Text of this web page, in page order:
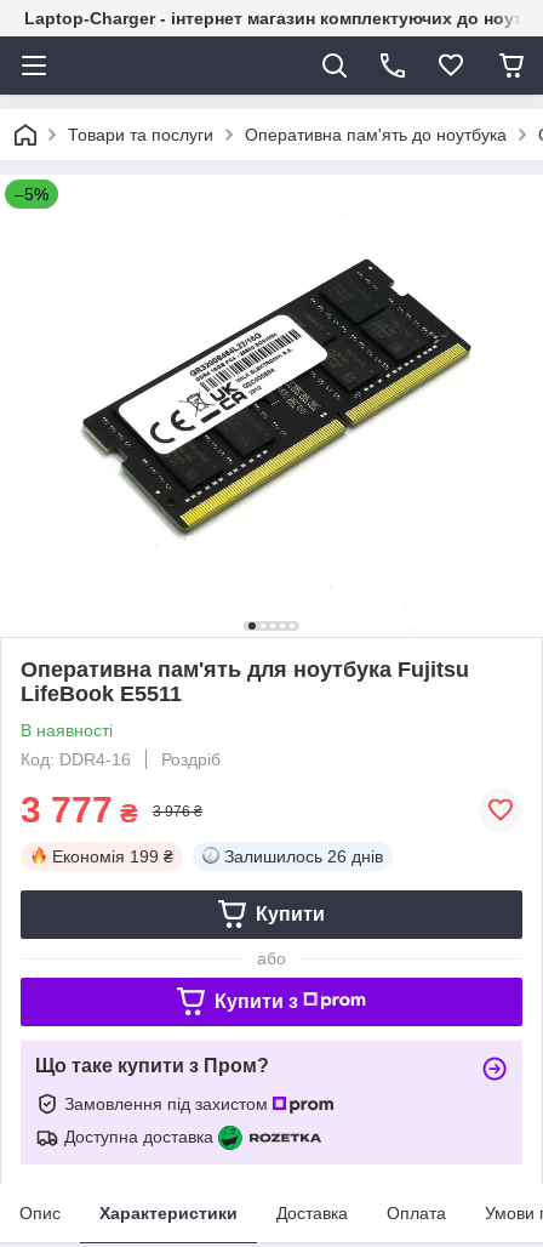
Laptop-Charger - інтернет магазин комплектуючих до
Товари та послуги Оперативна пам'ять до ноутбука
–5%
Оперативна пам'ять для ноутбука Fujitsu
LifeBook E5511
В наявності
Код: DDR4-16
Роздріб
3 777 ₴ 3 976 ₴
Економія 199 ₴ Залишилось 26 днів
Купити
або
Купити з
Що таке купити з Пром?
Замовлення під захистом
Доступна доставка
Опис Характеристики Доставка Оплата Умови